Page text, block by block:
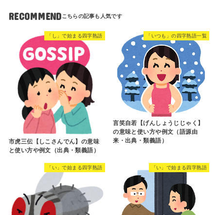
RECOMMEND
「し」で始まる四字熟語
市虎三伝【しこさんでん】の意味
と使い方や例文（出典・類義語）
「いつも」の四字熟語一覧
言笑自若【げんしょうじじゃく】
の意味と使い方や例文（語源由
来・出典・類義語）
「い」で始まる四字熟語 「い」で始まる四字熟語